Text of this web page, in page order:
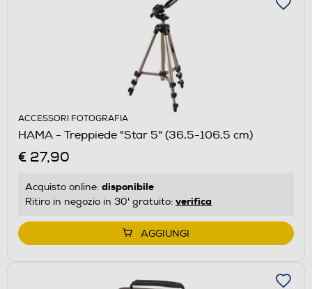
ACCESSORI FOTOGRAFIA
HAMA - Treppiede "Star 5" (36,5-106,5 cm)
€ 27,90
Acquisto online: disponibile
Ritiro in negozio in 30' gratuito: verifica
AGGIUNGI